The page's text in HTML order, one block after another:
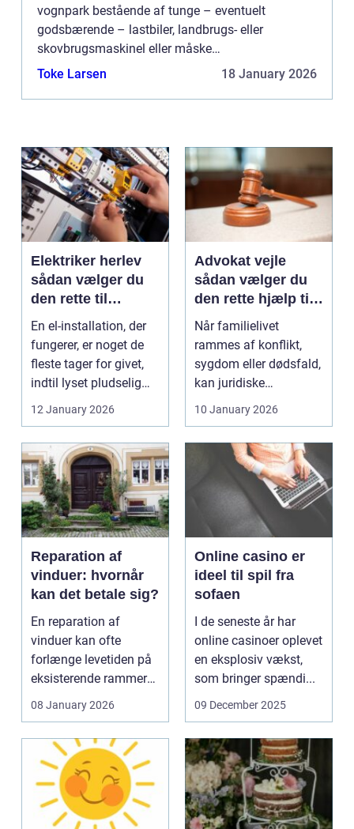
vognpark bestående af tunge – eventuelt
godsbærende – lastbiler, landbrugs- eller
skovbrugsmaskinel eller måske
entreprenørmateriel og -køretøjer? Så har du brug
Toke Larsen 18 January 2026
Elektriker herlev
sådan vælger du
den rette til
opgaven
En el-installation, der
fungerer, er noget de
fleste tager for givet,
indtil lyset pludselig
12 January 2026
Advokat vejle
sådan vælger du
den rette hjælp til
familien
Når familielivet
rammes af konflikt,
sygdom eller dødsfald,
kan juridiske
vokse si...
10 January 2026
Reparation af
vinduer: hvornår
kan det betale sig?
En reparation af
vinduer kan ofte
forlænge levetiden på
eksisterende rammer
08 January 2026
Online casino er
ideel til spil fra
sofaen
I de seneste år har
online casinoer oplevet
en eksplosiv vækst,
som bringer spændi...
09 December 2025